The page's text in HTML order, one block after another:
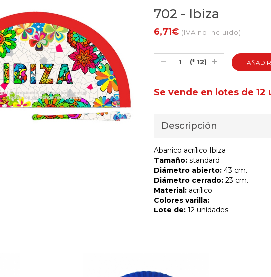
702 - Ibiza
6,71€ (IVA no incluido)
(* 12)
Se vende en lotes de 12
Descripción
Abanico acrílico Ibiza
Tamaño: standard
Diámetro abierto: 43 cm.
Diámetro cerrado: 23 cm.
Material: acrílico
Colores varilla:
Lote de: 12 unidades.